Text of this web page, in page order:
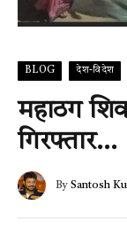
BLOG देश-विदेश
महाठग
गिरफ्तार…
By Santosh